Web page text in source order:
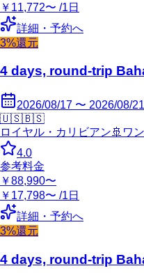
￥11,772〜 /1日
詳細・予約へ
3%還元
4 days, round-trip
2026/08/17 〜 2026/08/21
🇺🇸🇧🇸
ロイヤル・カリビアン 🚢 ワ
4.0
参考料金
￥88,990〜
￥17,798〜 /1日
詳細・予約へ
3%還元
4 days, round-trip